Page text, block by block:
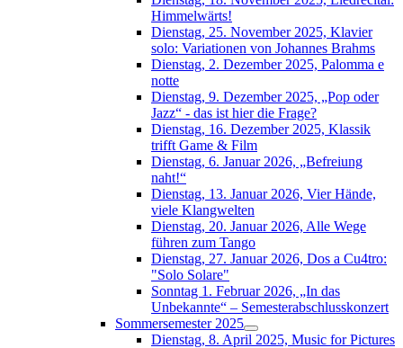
Himmelwärts!
Dienstag, 25. November 2025, Klavier
solo: Variationen von Johannes Brahms
Dienstag, 2. Dezember 2025, Palomma e
notte
Dienstag, 9. Dezember 2025, „Pop oder
Jazz“ - das ist hier die Frage?
Dienstag, 16. Dezember 2025, Klassik
trifft Game & Film
Dienstag, 6. Januar 2026, „Befreiung
naht!“
Dienstag, 13. Januar 2026, Vier Hände,
viele Klangwelten
Dienstag, 20. Januar 2026, Alle Wege
führen zum Tango
Dienstag, 27. Januar 2026, Dos a Cu4tro:
"Solo Solare"
Sonntag 1. Februar 2026, „In das
Unbekannte“ – Semesterabschlusskonzert
Sommersemester 2025
Dienstag, 8. April 2025, Music for Pictures